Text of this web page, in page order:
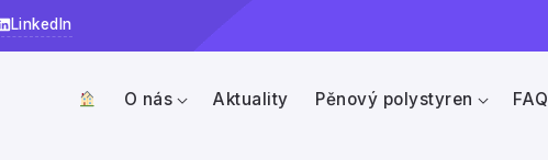
LinkedIn
O nás Aktuality Pěnový polystyren FAQ